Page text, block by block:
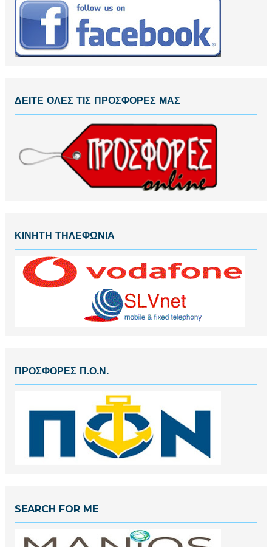
ΔΕΙΤΕ ΟΛΕΣ ΤΙΣ ΠΡΟΣΦΟΡΕΣ ΜΑΣ
ΚΙΝΗΤΗ ΤΗΛΕΦΩΝΙΑ
ΠΡΟΣΦΟΡΕΣ Π.Ο.Ν.
SEARCH FOR ME